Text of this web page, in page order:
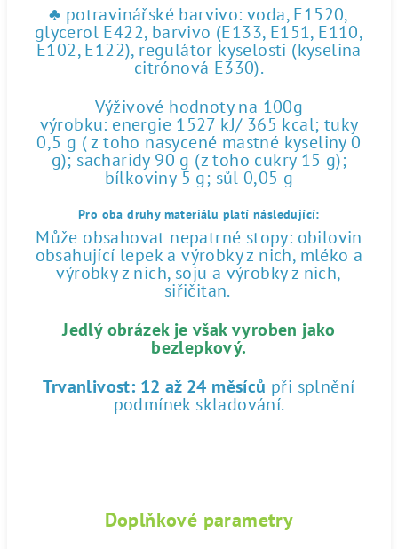
♣ potravinářské barvivo: voda, E1520,
glycerol E422, barvivo (E133, E151, E110,
E102, E122), regulátor kyselosti (kyselina
citrónová E330).
Výživové hodnoty na 100g
výrobku: energie 1527 kJ/ 365 kcal; tuky
0,5 g ( z toho nasycené mastné kyseliny 0
g); sacharidy 90 g (z toho cukry 15 g);
bílkoviny 5 g; sůl 0,05 g
Pro oba druhy materiálu platí následující:
Může obsahovat nepatrné stopy: obilovin
obsahující lepek a výrobky z nich, mléko a
výrobky z nich, soju a výrobky z nich,
siřičitan.
Jedlý obrázek je však vyroben jako
bezlepkový.
Trvanlivost: 12 až 24 měsíců při splnění
podmínek skladování.
Doplňkové parametry